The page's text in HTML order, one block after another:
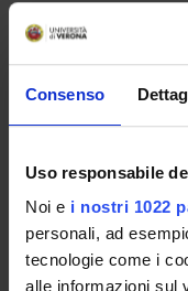
Consenso
Uso responsabile
Noi e i nostri 1022
personali, ad
tecnologie come i
alle informazioni sul
PROJECT
Davide Gatti
Associate Professor
Associate Professor
RESEARCH AREAS